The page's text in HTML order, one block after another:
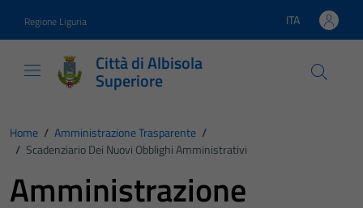
Regione Liguria Lingua attiva:
ITA
Città di Albisola
Superiore
Home / Amministrazione Trasparente /
/ Scadenziario Dei Nuovi Obblighi Amministrativi
Amministrazione